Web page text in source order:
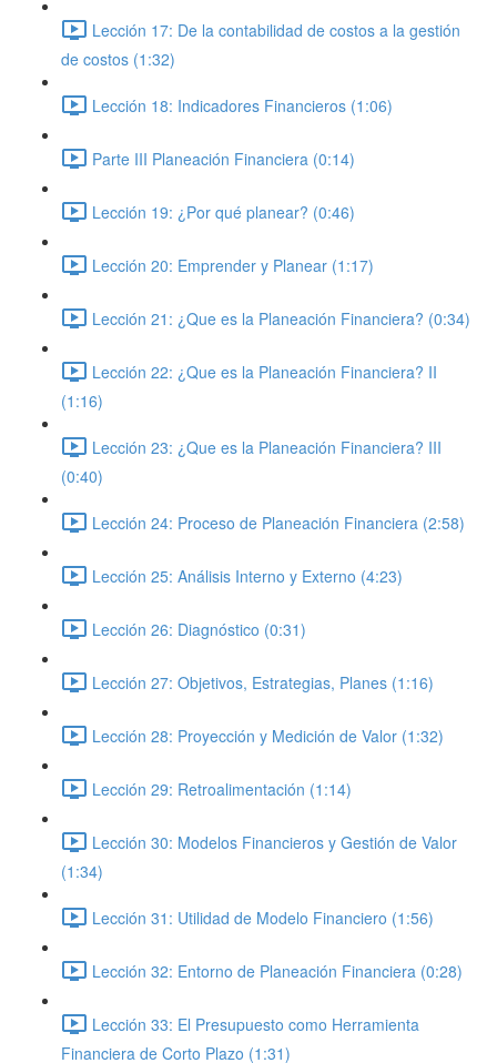
Lección 17: De la contabilidad de costos a la gestión
de costos (1:32)
Lección 18: Indicadores Financieros (1:06)
Parte III Planeación Financiera (0:14)
Lección 19: ¿Por qué planear? (0:46)
Lección 20: Emprender y Planear (1:17)
Lección 21: ¿Que es la Planeación Financiera? (0:34)
Lección 22: ¿Que es la Planeación Financiera? II
(1:16)
Lección 23: ¿Que es la Planeación Financiera? III
(0:40)
Lección 24: Proceso de Planeación Financiera (2:58)
Lección 25: Análisis Interno y Externo (4:23)
Lección 26: Diagnóstico (0:31)
Lección 27: Objetivos, Estrategias, Planes (1:16)
Lección 28: Proyección y Medición de Valor (1:32)
Lección 29: Retroalimentación (1:14)
Lección 30: Modelos Financieros y Gestión de Valor
(1:34)
Lección 31: Utilidad de Modelo Financiero (1:56)
Lección 32: Entorno de Planeación Financiera (0:28)
Lección 33: El Presupuesto como Herramienta
Financiera de Corto Plazo (1:31)